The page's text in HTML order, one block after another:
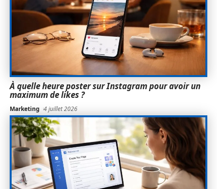
À quelle heure poster sur Instagram pour avoir un
maximum de likes ?
Marketing 4 juillet 2026